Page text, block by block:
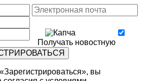
Получать новостную
вы